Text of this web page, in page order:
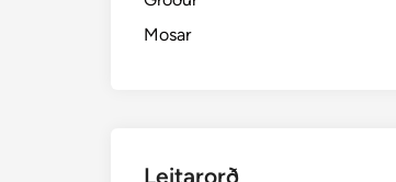
Mosar
Leitarorð